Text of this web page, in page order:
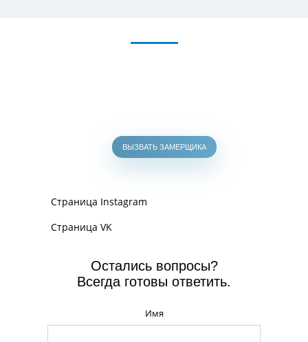
ВЫЗВАТЬ ЗАМЕРЩИКА
Страница Instagram
Страница VK
Остались вопросы?
Всегда готовы ответить.
Имя